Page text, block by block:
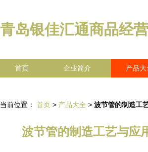
青岛银佳汇通商品经
首页 企业简介 产品大
当前位置： 首页 > 产品大全 > 波节管的制造工
波节管的制造工艺与应